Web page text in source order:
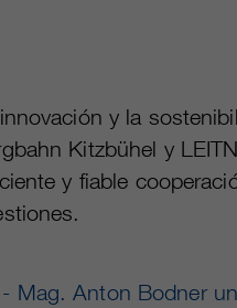
y la
Kitzbühel y
y fiable
- Mag. Anton Bodner